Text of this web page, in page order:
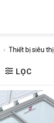
› Thiết bị siêu thị
LỌC